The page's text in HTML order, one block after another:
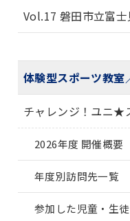
Vol.17 磐田市立富士
体験型スポーツ教室
チャレンジ！ユニ★
2026年度 開催概要
年度別訪問先一覧
参加した児童・生